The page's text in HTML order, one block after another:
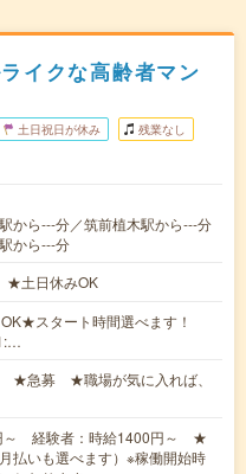
イクな高齢者マン
土日祝日が休み 残業なし
から---分／筑前植木駅から---分
から---分
★土日休みOK
スタート時間選べます！
★急募 ★職場が気に入れば、
～ 経験者：時給1400円～ ★
払いも選べます）※稼働開始時